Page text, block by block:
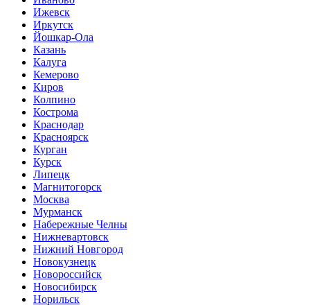
Ижевск
Иркутск
Йошкар-Ола
Казань
Калуга
Кемерово
Киров
Колпино
Кострома
Краснодар
Красноярск
Курган
Курск
Липецк
Магнитогорск
Москва
Мурманск
Набережные Челны
Нижневартовск
Нижний Новгород
Новокузнецк
Новороссийск
Новосибирск
Норильск